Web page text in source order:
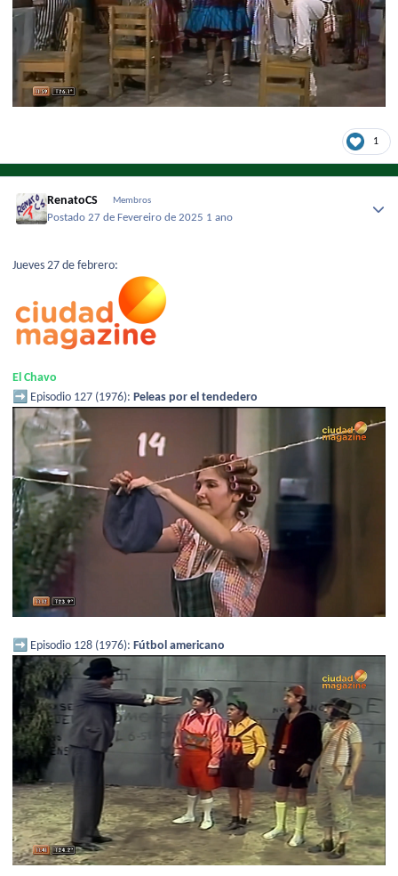
1
RenatoCS Membros
Postado27 de Fevereiro de 2025 1 ano
Jueves 27 de febrero:
El Chavo
➡️ Episodio 127 (1976): Peleas por el tendedero
➡️ Episodio 128 (1976): Fútbol americano